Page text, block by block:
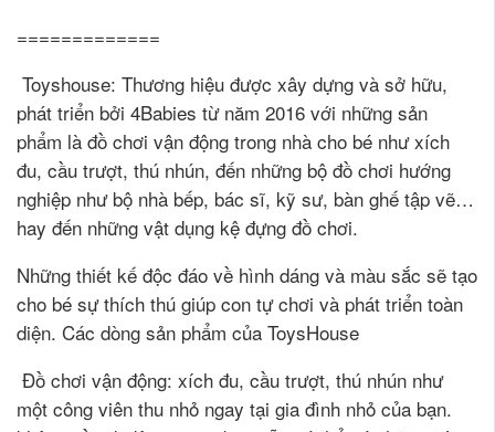
=============
Toyshouse: Thương hiệu được xây dựng và sở hữu,
phát triển bởi 4Babies từ năm 2016 với những sản
phẩm là đồ chơi vận động trong nhà cho bé như xích
đu, cầu trượt, thú nhún, đến những bộ đồ chơi hướng
nghiệp như bộ nhà bếp, bác sĩ, kỹ sư, bàn ghế tập vẽ…
hay đến những vật dụng kệ đựng đồ chơi.
Những thiết kế độc đáo về hình dáng và màu sắc sẽ tạo
cho bé sự thích thú giúp con tự chơi và phát triển toàn
diện. Các dòng sản phẩm của ToysHouse
Đồ chơi vận động: xích đu, cầu trượt, thú nhún như
một công viên thu nhỏ ngay tại gia đình nhỏ của bạn.